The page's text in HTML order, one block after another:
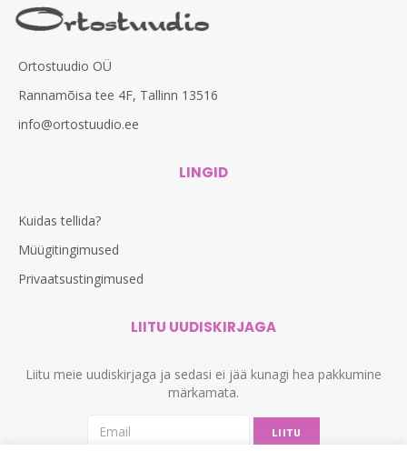
Ortostuudio OÜ
Rannamõisa tee 4F, Tallinn 13516
info@ortostuudio.ee
LINGID
Kuidas tellida?
Müügitingimused
Privaatsustingimused
LIITU UUDISKIRJAGA
Liitu meie uudiskirjaga ja sedasi ei jää kunagi hea pakkumine
märkamata.
LIITU